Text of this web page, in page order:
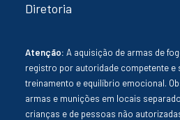
Diretoria
Atenção: A aquisição de armas de
registro por autoridade competente e
treinamento e equilíbrio emocional.
armas e munições em locais
crianças e de pessoas não